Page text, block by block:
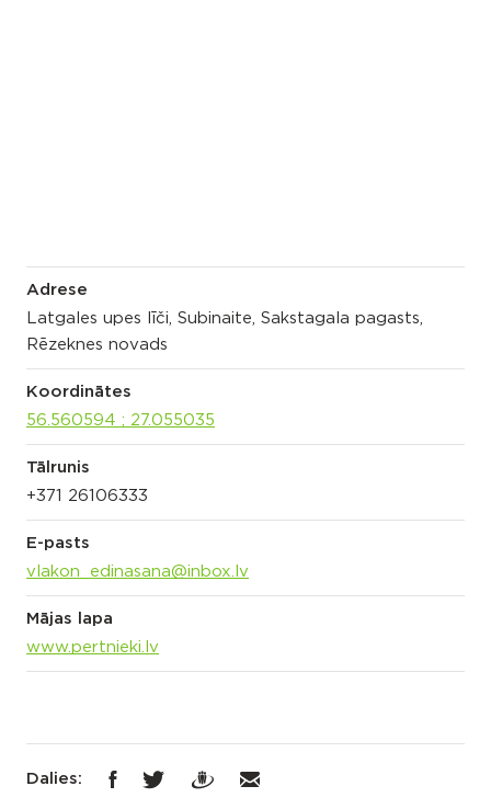
Adrese
Latgales upes līči, Subinaite, Sakstagala pagasts,
Rēzeknes novads
Koordinātes
56.560594 ; 27.055035
Tālrunis
+371 26106333
E-pasts
vlakon_edinasana@inbox.lv
Mājas lapa
www.pertnieki.lv
Dalies: